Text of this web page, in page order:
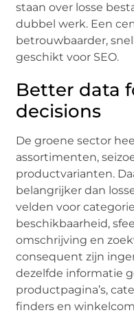
staan over losse
dubbel werk. Een
betrouwbaarder,
geschikt voor SEO.
Better data
decisions
De groene sector
assortimenten,
productvarianten.
belangrijker dan
velden voor
beschikbaarheid,
omschrijving en
consequent zijn
dezelfde informatie
productpagina’s,
finders en